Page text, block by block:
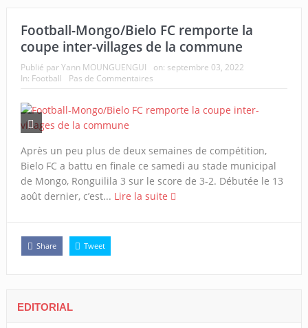
Football-Mongo/Bielo FC remporte la
coupe inter-villages de la commune
Publié parYann MOUNGUENGUI on: septembre 03, 2022
In: Football Pas de Commentaires
Après un peu plus de deux semaines de compétition,
Bielo FC a battu en finale ce samedi au stade municipal
de Mongo, Ronguilila 3 sur le score de 3-2. Débutée le 13
août dernier, c’est... Lire la suite
Share Tweet
EDITORIAL